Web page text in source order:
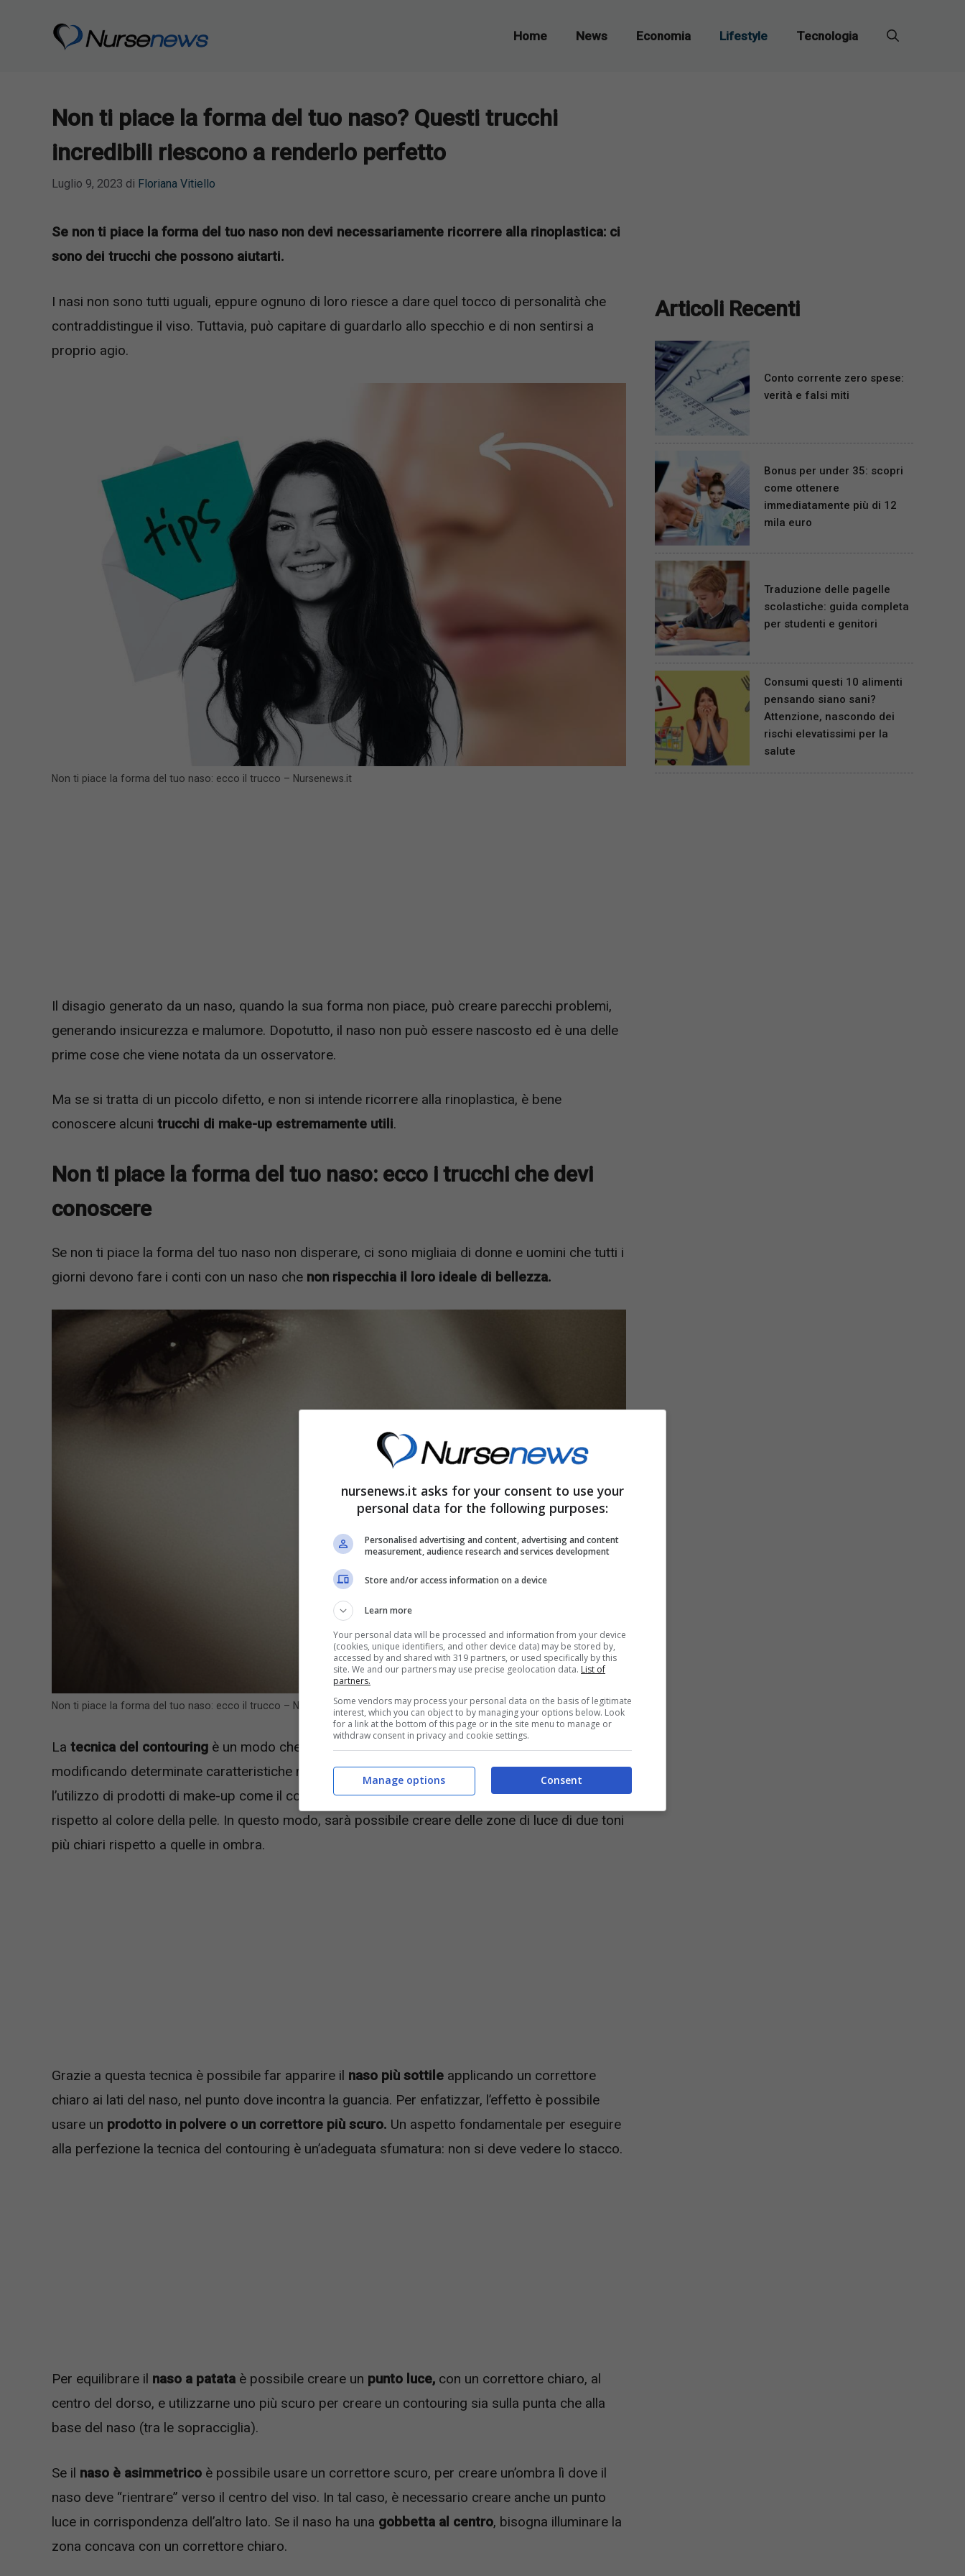
Home News Economia Lifestyle Tecnologia
Non ti piace la forma del tuo naso? Questi trucchi
incredibili riescono a renderlo perfetto
Luglio 9, 2023 di Floriana Vitiello
Se non ti piace la forma del tuo naso non devi necessariamente ricorrere alla rinoplastica: ci
sono dei trucchi che possono aiutarti.
I nasi non sono tutti uguali, eppure ognuno di loro riesce a dare quel tocco di personalità che
contraddistingue il viso. Tuttavia, può capitare di guardarlo allo specchio e di non sentirsi a
proprio agio.
Non ti piace la forma del tuo naso: ecco il trucco – Nursenews.it
Il disagio generato da un naso, quando la sua forma non piace, può creare parecchi problemi,
generando insicurezza e malumore. Dopotutto, il naso non può essere nascosto ed è una delle
prime cose che viene notata da un osservatore.
Ma se si tratta di un piccolo difetto, e non si intende ricorrere alla rinoplastica, è bene
conoscere alcuni trucchi di make-up estremamente utili.
Non ti piace la forma del tuo naso: ecco i trucchi che devi
conoscere
Se non ti piace la forma del tuo naso non disperare, ci sono migliaia di donne e uomini che tutti i
giorni devono fare i conti con un naso che non rispecchia il loro ideale di bellezza.
Non ti piace la forma del tuo naso: ecco il trucco – Nursenews.it
La tecnica del contouring è un modo che permette di correggere i difetti esaltando o
modificando determinate caratteristiche morfologiche del viso. Ilnous contouringprevede
l’utilizzo di prodotti di make-up come il correttore, in stick o liquidi, di almenodue toni più chiari
rispetto al colore della pelle. In questo modo, sarà possibile creare delle zone di luce di due toni
più chiari rispetto a quelle in ombra.
Grazie a questa tecnica è possibile far apparire il naso più sottile applicando un correttore
chiaro ai lati del naso, nel punto dove incontra la guancia. Per enfatizzar, l’effetto è possibile
usare un prodotto in polvere o un correttore più scuro. Un aspetto fondamentale per eseguire
alla perfezione la tecnica del contouring è un’adeguata sfumatura: non si deve vedere lo stacco.
Per equilibrare il naso a patata è possibile creare un punto luce, con un correttore chiaro, al
centro del dorso, e utilizzarne uno più scuro per creare un contouring sia sulla punta che alla
base del naso (tra le sopracciglia).
Se il naso è asimmetrico è possibile usare un correttore scuro, per creare un’ombra lì dove il
naso deve “rientrare” verso il centro del viso. In tal caso, è necessario creare anche un punto
luce in corrispondenza dell’altro lato. Se il naso ha una gobbetta al centro, bisogna illuminare la
zona concava con un correttore chiaro.
Articoli Recenti
Conto corrente zero spese:
verità e falsi miti
Bonus per under 35: scopri
come ottenere
immediatamente più di 12
mila euro
Traduzione delle pagelle
scolastiche: guida completa
per studenti e genitori
Consumi questi 10 alimenti
pensando siano sani?
Attenzione, nascondo dei
rischi elevatissimi per la
salute
nursenews.it asks for your consent to use your
personal data for the following purposes:
Personalised advertising and content, advertising and content
measurement, audience research and services development
Store and/or access information on a device
Learn more
Your personal data will be processed and information from your device
(cookies, unique identifiers, and other device data) may be stored by,
accessed by and shared with 319 partners, or used specifically by this
site. We and our partners may use precise geolocation data. List of
partners.
Some vendors may process your personal data on the basis of legitimate
interest, which you can object to by managing your options below. Look
for a link at the bottom of this page or in the site menu to manage or
withdraw consent in privacy and cookie settings.
Consent
Manage options